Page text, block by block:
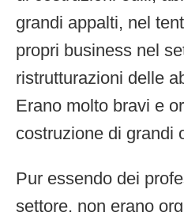
grandi appalti, nel
propri business nel
ristrutturazioni delle
Erano molto bravi e
costruzione di grandi
Pur essendo dei
settore, non erano